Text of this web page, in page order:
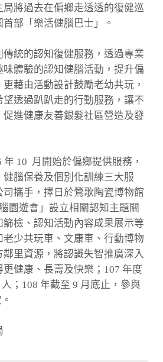
將過去在偏鄉走透透的復健巡
部「樂活健腦巴士」。
統的認知復健服務，透過專業
體驗的認知健腦活動，提升偏
藉由活動設計鼓勵老幼共玩，
透過趴趴走的行動服務，讓不
促進健康友善銀髮社區營造及發
年 10 月開始於偏鄉提供服務，
腦保養及個別化訓練三大服
攜手，擇日於鶯歌陶瓷博物館
園遊會」設立相關認知主題關
檢、認知活動內容成果展示等
少共玩車、文康車、行動博物
里資源，將認識失智推廣深入
健康、長壽及快樂；107 年度
；108 年截至 9 月底止，參與